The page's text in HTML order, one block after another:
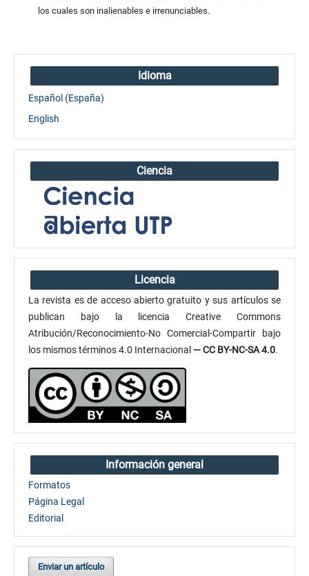
los cuales son inalienables e irrenunciables.
Idioma
Español (España)
English
Ciencia
Licencia
La revista es de acceso abierto gratuito y sus artículos se
publican bajo la licencia Creative Commons
Atribución/Reconocimiento-No Comercial-Compartir bajo
los mismos términos 4.0 Internacional — CC BY-NC-SA 4.0.
Información general
Formatos
Página Legal
Editorial
Enviar un artículo